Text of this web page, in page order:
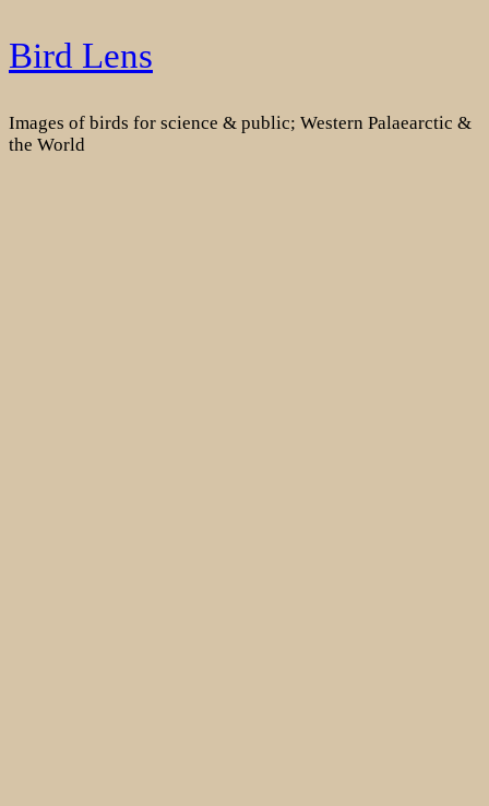
Skip
to
Bird Lens
Images of birds for science & public; Western Palaearctic &
the World